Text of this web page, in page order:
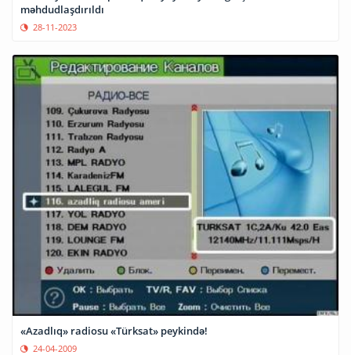
məhdudlaşdırıldı
28-11-2023
«Azadlıq» radiosu «Türksat» peykində!
24-04-2009